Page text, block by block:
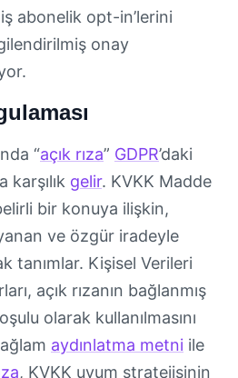
abonelik opt-in’lerini
onay
“açık rıza” GDPR’daki
gelir. KVKK Madde
bir konuya ilişkin,
ve özgür iradeyle
tanımlar. Kişisel Verileri
açık rızanın bağlanmış
olarak kullanılmasını
aydınlatma metni ile
, KVKK uyum stratejisinin